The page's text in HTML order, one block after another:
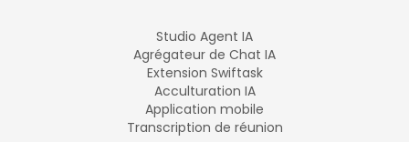
Studio Agent IA
Agrégateur de Chat IA
Extension Swiftask
Acculturation IA
Application mobile
Transcription de réunion